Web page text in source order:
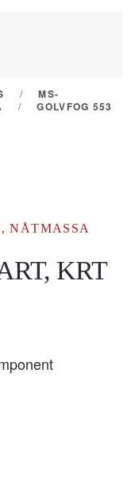
MS-
GOLVFOG 553
NÅTMASSA
KRT